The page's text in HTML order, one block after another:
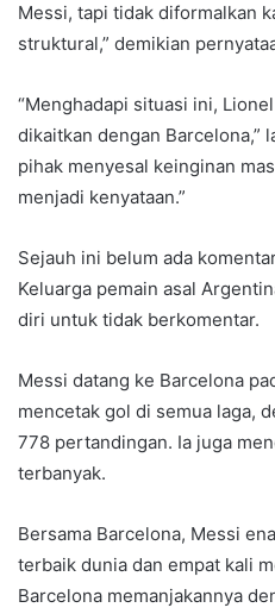
Messi, tapi tidak diformalkan
struktural,” demikian
“Menghadapi situasi ini,
dikaitkan dengan Barcelona,”
pihak menyesal keinginan
menjadi kenyataan.”
Sejauh ini belum ada
Keluarga pemain asal
diri untuk tidak berkomentar.
Messi datang ke Barcelona
mencetak gol di semua laga,
778 pertandingan. Ia juga
terbanyak.
Bersama Barcelona, Messi
terbaik dunia dan empat kali
Barcelona memanjakannya